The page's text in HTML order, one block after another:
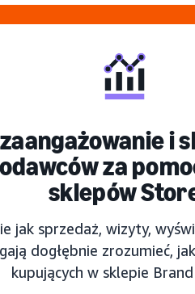
i
za
sklepów
jak sprzedaż, wizyty,
dogłębnie zrozumieć,
kupujących w sklepie